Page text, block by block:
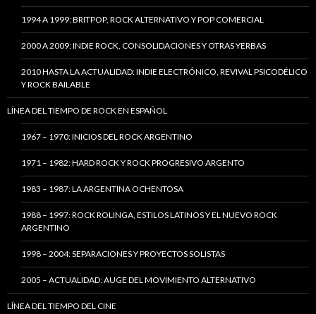
1994 A 1999: BRITPOP, ROCK ALTERNATIVO Y POP COMERCIAL
2000 A 2009: INDIE ROCK, CONSOLIDACIONES Y OTRAS YERBAS
2010 HASTA LA ACTUALIDAD: INDIE ELECTRÓNICO, REVIVAL PSICODÉLICO
Y ROCK BAILABLE
LÍNEA DEL TIEMPO DE ROCK EN ESPAÑOL
1967 – 1970: INICIOS DEL ROCK ARGENTINO
1971 – 1982: HARD ROCK Y ROCK PROGRESIVO ARGENTO
1983 – 1987: LA ARGENTINA OCHENTOSA
1988 – 1997: ROCK ROLINGA, ESTILOS LATINOS Y EL NUEVO ROCK
ARGENTINO
1998 – 2004: SEPARACIONES Y PROYECTOS SOLISTAS
2005 – ACTUALIDAD: AUGE DEL MOVIMIENTO ALTERNATIVO
LÍNEA DEL TIEMPO DEL CINE